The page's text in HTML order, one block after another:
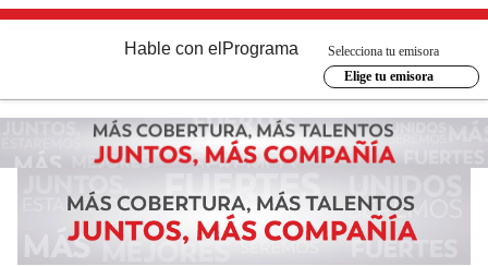
Hable con el Programa
Selecciona tu emisora
Elige tu emisora